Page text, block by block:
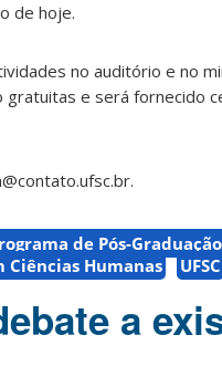
de hoje.
no auditório e no
gratuitas e será fornecido
de Pós-
Ciências Humanas UFSC
a